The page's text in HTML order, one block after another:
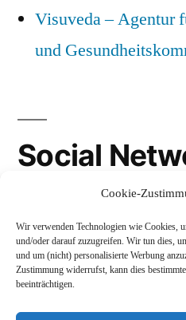
Cookie-
Wir verwenden Technologien wie Cookies,
und/oder darauf zuzugreifen. Wir tun dies,
und um (nicht) personalisierte Werbung
Zustimmung widerrufst, kann dies
beeinträchtigen.
Visuveda – Agentur
und
Social
LinkedIn
Mastodon